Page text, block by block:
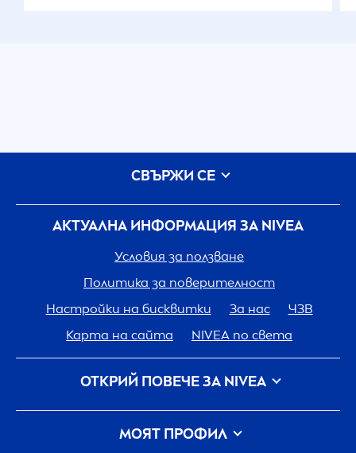
АКТУАЛНА ИНФОРМАЦИЯ ЗА NIVEA
Условия за ползване
Политика за поверителност
Настройки на бисквитки
За нас
ЧЗВ
Карта на сайта
NIVEA по света
ОТКРИЙ ПОВЕЧЕ ЗА NIVEA
Кариера Грижа наNIVEAза планетата
Свържи се с нас
МОЯТ ПРОФИЛ
СВЪРЖИ СЕ